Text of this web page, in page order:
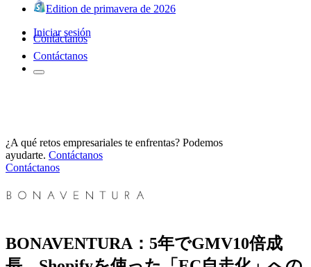
Edition de primavera de 2026
Iniciar sesión
Contáctanos
Contáctanos
¿A qué retos empresariales te enfrentas? Podemos
ayudarte. Contáctanos
Contáctanos
BONAVENTURA：5年でGMV10倍成